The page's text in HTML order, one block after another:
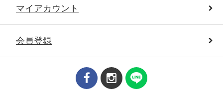
マイアカウント
会員登録